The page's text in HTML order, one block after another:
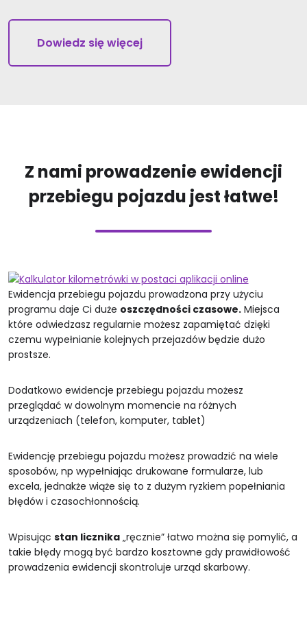
Dowiedz się więcej
Z nami prowadzenie ewidencji
przebiegu pojazdu jest łatwe!
Ewidencja przebiegu pojazdu prowadzona przy użyciu
programu daje Ci duże oszczędności czasowe.Miejsca
które odwiedzasz regularnie możesz zapamiętać dzięki
czemu wypełnianie kolejnych przejazdów będzie dużo
prostsze.
Dodatkowo ewidencje przebiegu pojazdu możesz
przeglądać w dowolnym momencie na różnych
urządzeniach (telefon, komputer, tablet)
Ewidencję przebiegu pojazdu możesz prowadzić na wiele
sposobów, np wypełniając drukowane formularze, lub
excela, jednakże wiąże się to z dużym ryzkiem popełniania
błędów i czasochłonnością.
Wpisując stan licznika„ręcznie” łatwo można się pomylić, a
takie błędy mogą być bardzo kosztowne gdy prawidłowość
prowadzenia ewidencji skontroluje urząd skarbowy.